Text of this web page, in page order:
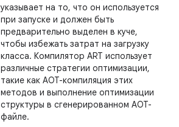
указывает на то, что он используется
при запуске и должен быть
предварительно выделен в куче,
чтобы избежать затрат на загрузку
класса. Компилятор ART использует
различные стратегии оптимизации,
такие как AOT-компиляция этих
методов и выполнение оптимизации
структуры в сгенерированном AOT-
файле.